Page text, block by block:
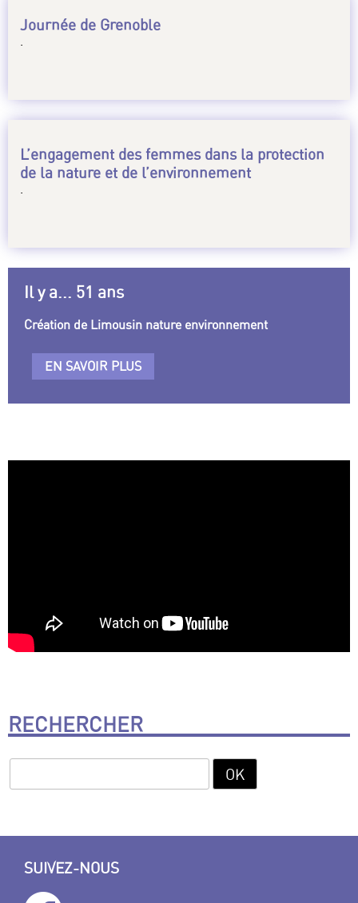
Journée de Grenoble
.
L’engagement des femmes dans la protection
de la nature et de l’environnement
.
Il y a... 51 ans
Création de Limousin nature environnement
EN SAVOIR PLUS
RECHERCHER
SUIVEZ-NOUS